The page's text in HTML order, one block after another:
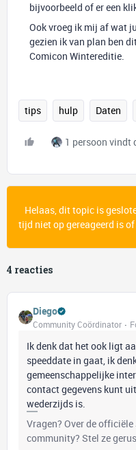
bijvoorbeeld of er een
Ook vroeg ik mij af wat
gezien ik van plan ben
Comicon Wintereditie.
tips hulp Daten
1 persoon vindt
Helaas, dit topic is
tijd niet op gereageerd is
4 reacties
Diego
Community Coördinator
Ik denk dat het ook ligt
speeddate in gaat, ik
gemeenschappelijke
contact gegevens kunt
wederzijds is.
Vragen? Over de
community? Stel ze